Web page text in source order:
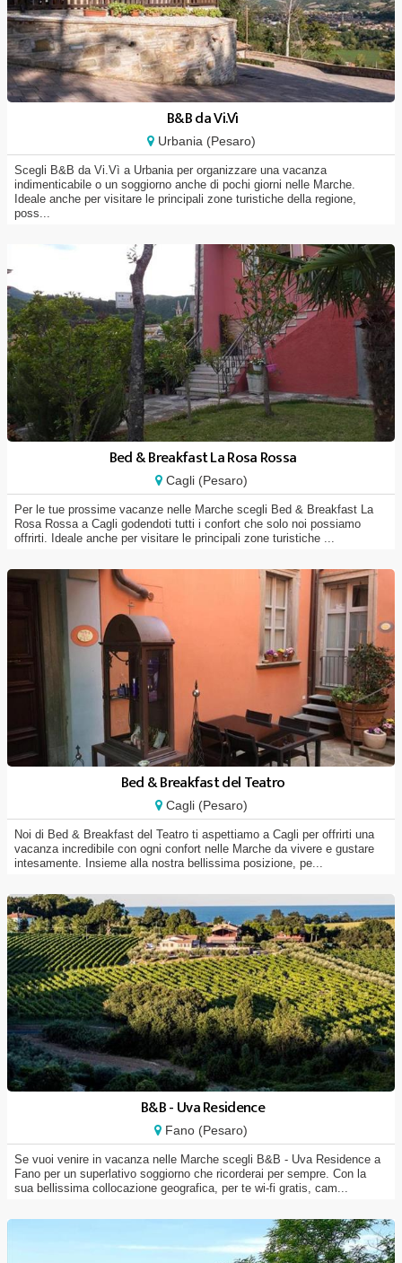
B&B da Vi.Vì
Urbania (Pesaro)
Scegli B&B da Vi.Vì a Urbania per organizzare una vacanza
indimenticabile o un soggiorno anche di pochi giorni nelle Marche.
Ideale anche per visitare le principali zone turistiche della regione,
poss...
Bed & Breakfast La Rosa Rossa
Cagli (Pesaro)
Per le tue prossime vacanze nelle Marche scegli Bed & Breakfast La
Rosa Rossa a Cagli godendoti tutti i confort che solo noi possiamo
offrirti. Ideale anche per visitare le principali zone turistiche ...
Bed & Breakfast del Teatro
Cagli (Pesaro)
Noi di Bed & Breakfast del Teatro ti aspettiamo a Cagli per offrirti una
vacanza incredibile con ogni confort nelle Marche da vivere e gustare
intesamente. Insieme alla nostra bellissima posizione, pe...
B&B - Uva Residence
Fano (Pesaro)
Se vuoi venire in vacanza nelle Marche scegli B&B - Uva Residence a
Fano per un superlativo soggiorno che ricorderai per sempre. Con la
sua bellissima collocazione geografica, per te wi-fi gratis, cam...